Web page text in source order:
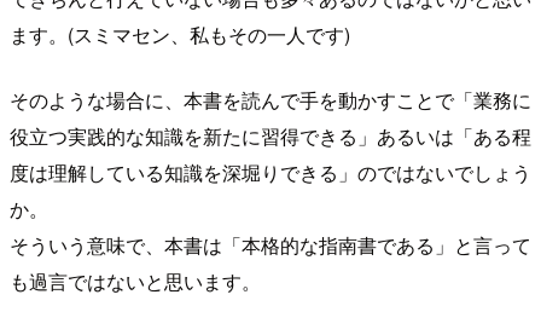
ます。(スミマセン、私もその一人です)
そのような場合に、本書を読んで手を動かすことで「業務に
役立つ実践的な知識を新たに習得できる」あるいは「ある程
度は理解している知識を深堀りできる」のではないでしょう
か。
そういう意味で、本書は「本格的な指南書である」と言って
も過言ではないと思います。